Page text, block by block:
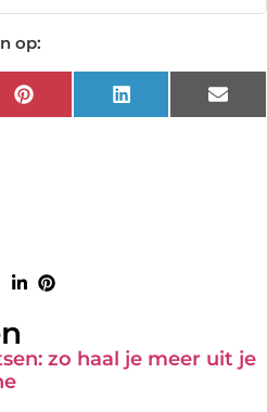
op:
Pinterest LinkedIn
zo haal je meer uit je